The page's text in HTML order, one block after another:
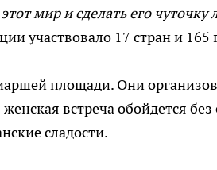
мир и сделать его чуточку
участвовало 17 стран и 165
площади. Они
встреча обойдется
сладости.